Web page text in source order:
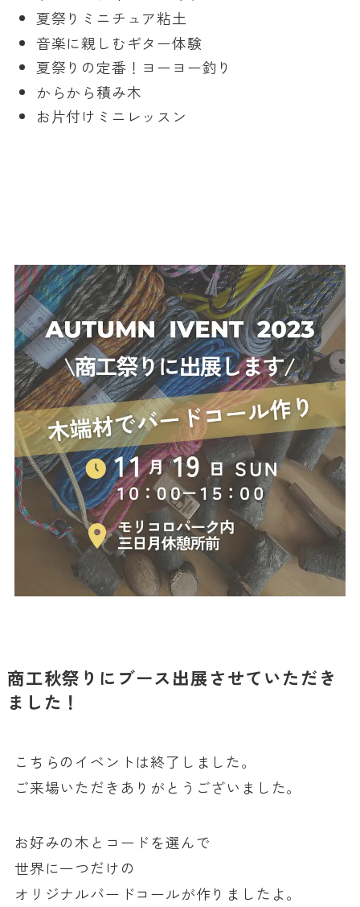
夏祭りミニチュア粘土
音楽に親しむギター体験
夏祭りの定番！ヨーヨー釣り
からから積み木
お片付けミニレッスン
商工秋祭りにブース出展させていただき
ました！
こちらのイベントは終了しました。
ご来場いただきありがとうございました。
お好みの木とコードを選んで
世界に一つだけの
オリジナルバードコールが作りましたよ。